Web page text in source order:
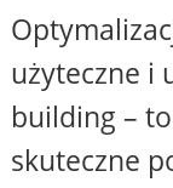
użyteczne i
building –
skuteczne